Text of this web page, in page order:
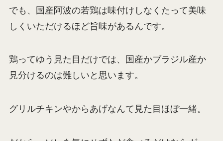
でも、国産阿波の若鶏は味付けしなくたって美味
しくいただけるほど旨味があるんです。
鶏ってゆう見た目だけでは、国産かブラジル産か
見分けるのは難しいと思います。
グリルチキンやからあげなんて見た目ほぼ一緒。